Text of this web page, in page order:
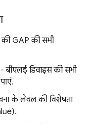
GAP की सभी
बीएलई डिवाइस की सभी
के लेवल की विशेषता